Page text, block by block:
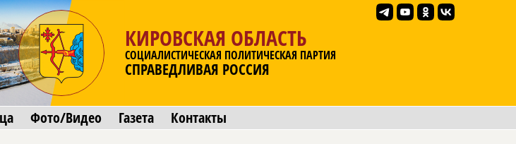
КИРОВСКАЯ ОБЛАСТЬ
СОЦИАЛИСТИЧЕСКАЯ ПОЛИТИЧЕСКАЯ ПАРТИЯ
СПРАВЕДЛИВАЯ РОССИЯ
Фото/Видео Газета Контакты